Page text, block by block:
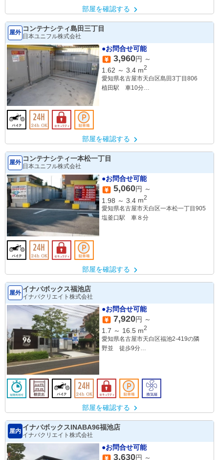
部屋を確認する
屋外 コンテナシティ島田三丁目
日本ユニフル株式会社
●お問合せ可能
3,960円 ～
1.62 ～ 3.4 m2
愛知県名古屋市天白区島田3丁目806
植田駅 車10分
部屋を確認する
屋外 コンテナシティ一本松一丁目
日本ユニフル株式会社
●お問合せ可能
5,060円 ～
1.98 ～ 3.4 m2
愛知県名古屋市天白区一本松一丁目905
塩釜口駅 車８分
部屋を確認する
屋外 イナバボックス福池店
イナバクリエイト株式会社
●お問合せ可能
7,920円 ～
1.7 ～ 16.5 m2
愛知県名古屋市天白区福池2-419の隣
野並 徒歩9分
部屋を確認する
屋内
イナバボックスINABA96福池店
イナバクリエイト株式会社
●お問合せ可能
3,630円 ～